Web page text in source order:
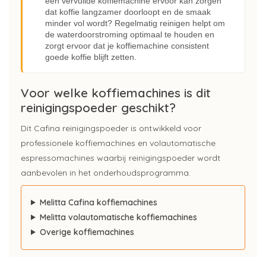
dat koffie langzamer doorloopt en de smaak
minder vol wordt? Regelmatig reinigen helpt om
de waterdoorstroming optimaal te houden en
zorgt ervoor dat je koffiemachine consistent
goede koffie blijft zetten.
Voor welke koffiemachines is dit
reinigingspoeder geschikt?
Dit Cafina reinigingspoeder is ontwikkeld voor
professionele koffiemachines en volautomatische
espressomachines waarbij reinigingspoeder wordt
aanbevolen in het onderhoudsprogramma.
Melitta Cafina koffiemachines
Melitta volautomatische koffiemachines
Overige koffiemachines